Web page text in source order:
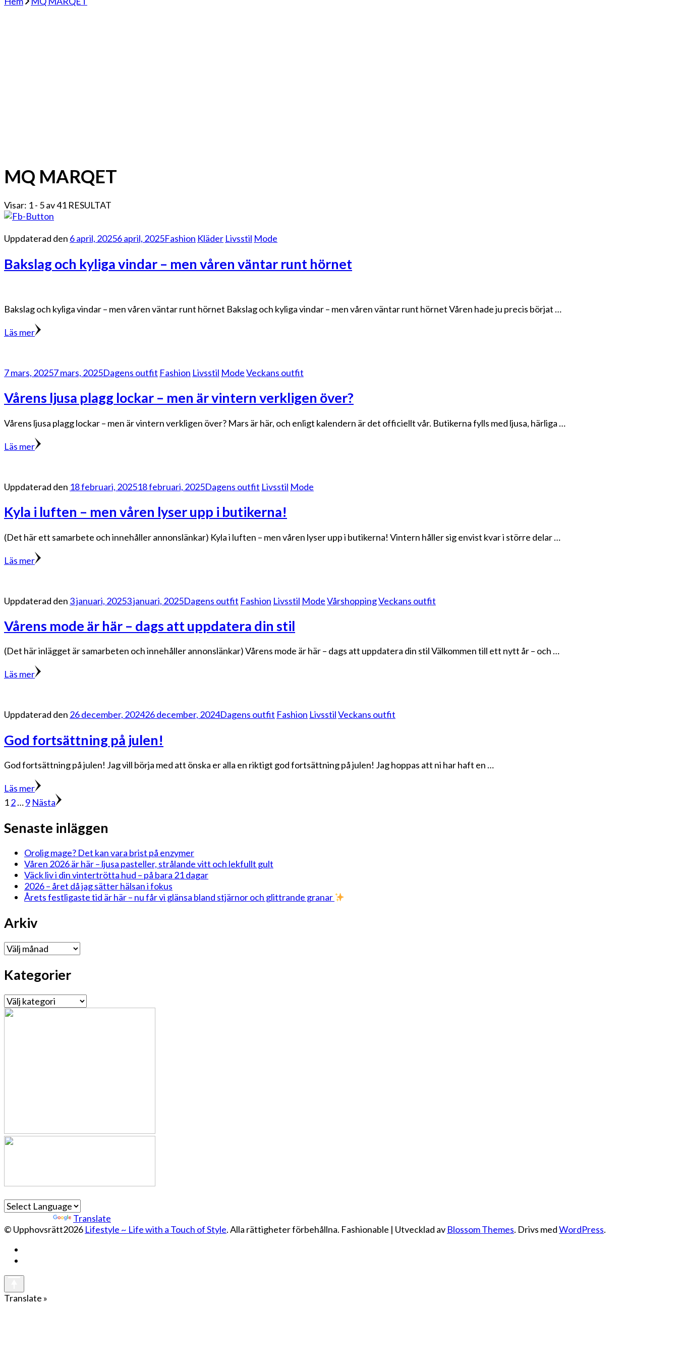
MQ MARQET
Visar: 1 - 5 av 41 RESULTAT
Uppdaterad den 6 april, 20256 april, 2025Fashion Kläder Livsstil Mode
Bakslag och kyliga vindar – men våren väntar runt hörnet
Bakslag och kyliga vindar – men våren väntar runt hörnet Bakslag och kyliga vindar – men våren väntar runt hörnet Våren hade ju precis börjat …
Läs mer
7 mars, 20257 mars, 2025Dagens outfit Fashion Livsstil ModeVeckans outfit
Vårens ljusa plagg lockar – men är vintern verkligen över?
Vårens ljusa plagg lockar – men är vintern verkligen över? Mars är här, och enligt kalendern är det officiellt vår. Butikerna fylls med ljusa, härliga …
Läs mer
Uppdaterad den 18 februari, 202518 februari, 2025Dagens outfit Livsstil Mode
Kyla i luften – men våren lyser upp i butikerna!
(Det här ett samarbete och innehåller annonslänkar) Kyla i luften – men våren lyser upp i butikerna! Vintern håller sig envist kvar i större delar …
Läs mer
Uppdaterad den 3 januari, 20253 januari, 2025Dagens outfit Fashion Livsstil ModeVårshoppingVeckans outfit
Vårens mode är här – dags att uppdatera din stil
(Det här inlägget är samarbeten och innehåller annonslänkar) Vårens mode är här – dags att uppdatera din stil Välkommen till ett nytt år – och …
Läs mer
Uppdaterad den 26 december, 202426 december, 2024Dagens outfit Fashion LivsstilVeckans outfit
God fortsättning på julen!
God fortsättning på julen! Jag vill börja med att önska er alla en riktigt god fortsättning på julen! Jag hoppas att ni har haft en …
Läs mer
Sidnumrering
inlägg
Sida
1Sida
2…Sida
9 Nästa
Senaste inläggen
Orolig mage? Det kan vara brist på enzymer
Våren 2026 är här – ljusa pasteller, strålande vitt och lekfullt gult
Väck liv i din vintertrötta hud – på bara 21 dagar
2026 – året då jag sätter hälsan i fokus
Årets festligaste tid är här – nu får vi glänsa bland stjärnor och glittrande granar
Arkiv
Arkiv
Kategorier
Kategorier
Translate
© Upphovsrätt2026 Lifestyle ~ Life with a Touch of Style. Alla rättigheter förbehållna. Fashionable | Utvecklad av Blossom Themes. Drivs medWordPress.
Translate »